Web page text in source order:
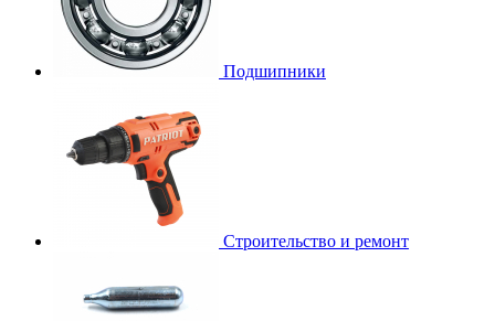
Подшипники
Строительство и ремонт